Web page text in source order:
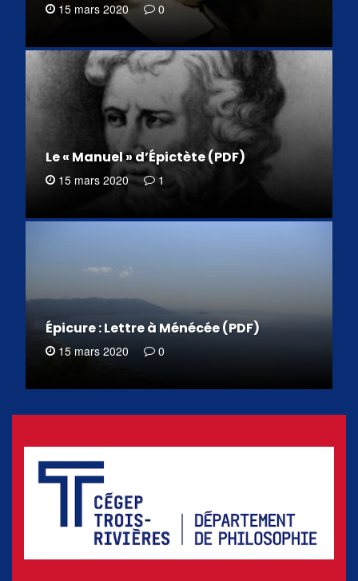
15 mars 2020 0
Le « Manuel » d’Épictète (PDF)
15 mars 2020 1
Épicure : Lettre à Ménécée (PDF)
15 mars 2020 0